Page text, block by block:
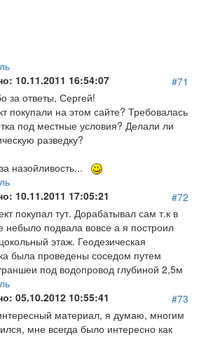
10.11.2011 16:54:07
#71
за ответы, Сергей!
покупали на этом сайте? Требовалась
под местные условия? Делали ли
разведку?
назойливость...
10.11.2011 17:05:21
#72
покупал тут. Дорабатывал сам т.к в
небыло подвала вовсе а я построил
этаж. Геодезическая
была проведены соседом путем
под водопровод глубиной 2,5м
05.10.2012 10:55:41
#73
материал, я думаю, многим
мне всегда было интересно как